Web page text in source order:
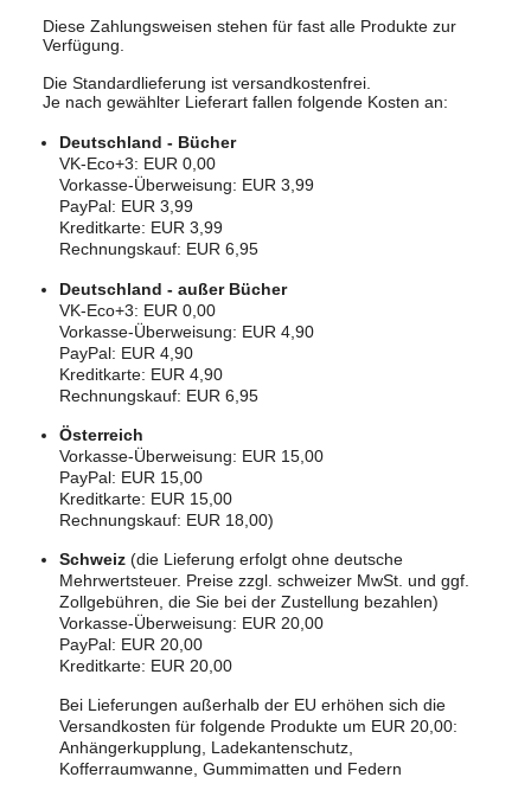
Diese Zahlungsweisen stehen für fast alle Produkte zur
Verfügung.
Die Standardlieferung ist versandkostenfrei.
Je nach gewählter Lieferart fallen folgende Kosten an:
Deutschland - Bücher
VK-Eco+3: EUR 0,00
Vorkasse-Überweisung: EUR 3,99
PayPal: EUR 3,99
Kreditkarte: EUR 3,99
Rechnungskauf: EUR 6,95
Deutschland - außer Bücher
VK-Eco+3: EUR 0,00
Vorkasse-Überweisung: EUR 4,90
PayPal: EUR 4,90
Kreditkarte: EUR 4,90
Rechnungskauf: EUR 6,95
Österreich
Vorkasse-Überweisung: EUR 15,00
PayPal: EUR 15,00
Kreditkarte: EUR 15,00
Rechnungskauf: EUR 18,00)
Schweiz(die Lieferung erfolgt ohne deutsche
Mehrwertsteuer. Preise zzgl. schweizer MwSt. und ggf.
Zollgebühren, die Sie bei der Zustellung bezahlen)
Vorkasse-Überweisung: EUR 20,00
PayPal: EUR 20,00
Kreditkarte: EUR 20,00
Bei Lieferungen außerhalb der EU erhöhen sich die
Versandkosten für folgende Produkte um EUR 20,00:
Anhängerkupplung, Ladekantenschutz,
Kofferraumwanne, Gummimatten und Federn